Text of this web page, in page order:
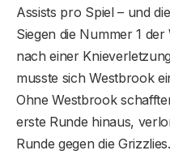
Assists pro Spiel – und
Siegen die Nummer 1
nach einer
musste sich Westbrook
Ohne Westbrook
erste Runde hinaus,
Runde gegen die Grizzlies.